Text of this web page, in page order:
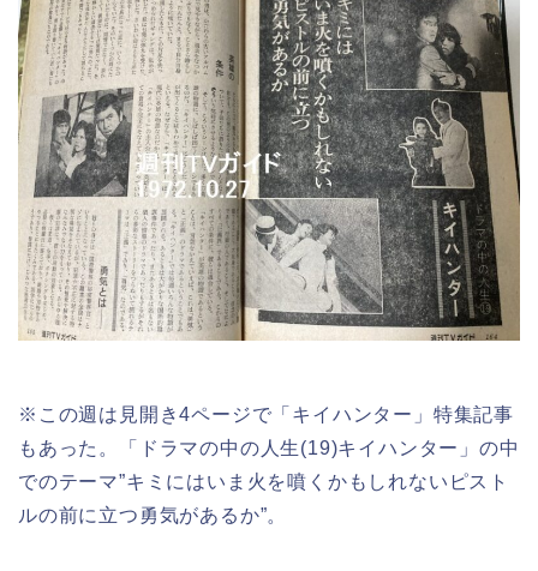
※この週は見開き4ページで「キイハンター」特集記事
もあった。「ドラマの中の人生(19)キイハンター」の中
でのテーマ”キミにはいま火を噴くかもしれないピスト
ルの前に立つ勇気があるか”。